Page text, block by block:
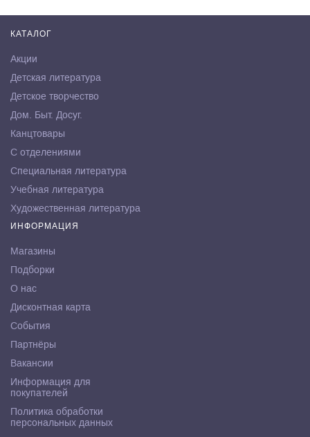
КАТАЛОГ
Акции
Детская литература
Детское творчество
Дом. Быт. Досуг.
Канцтовары
С отделениями
Специальная литература
Учебная литература
Художественная литература
ИНФОРМАЦИЯ
Магазины
Подборки
О нас
Дисконтная карта
События
Партнёры
Вакансии
Информация для
покупателей
Политика обработки
персональных данных